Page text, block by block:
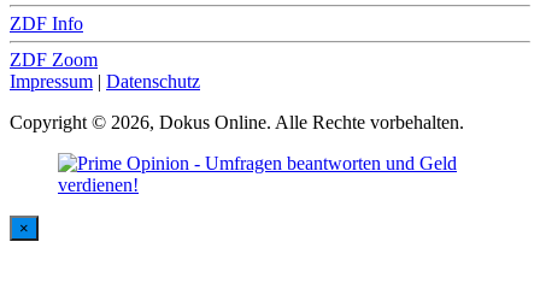
ZDF Info
ZDF Zoom
Impressum | Datenschutz
Copyright © 2026, Dokus Online. Alle Rechte vorbehalten.
×